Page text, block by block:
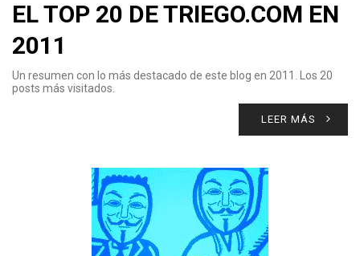
EL TOP 20 DE TRIEGO.COM EN
2011
Un resumen con lo más destacado de este blog en 2011. Los 20
posts más visitados.
LEER MÁS